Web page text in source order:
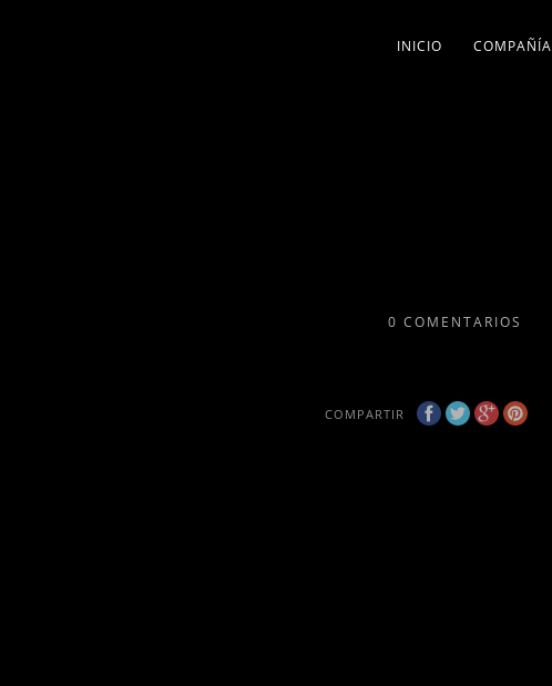
INICIO COMPAÑÍA
0 COMENTARIOS
COMPARTIR